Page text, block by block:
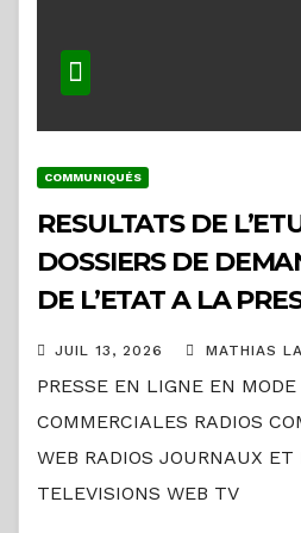
COMMUNIQUÉS
RESULTATS DE
DOSSIERS DE
DE L’ETAT A LA
2025
JUIL 13, 2026 MATHIAS
PRESSE EN LIGNE EN
COMMERCIALES RADIOS
WEB RADIOS JOURNAUX ET
TELEVISIONS WEB TV